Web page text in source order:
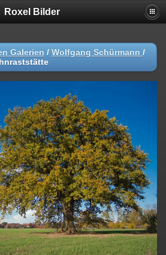
Roxel Bilder
Galerien / Wolfgang Schürmann /